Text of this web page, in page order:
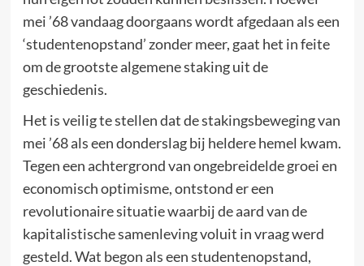
mei ’68 vandaag doorgaans wordt afgedaan als een
‘studentenopstand’ zonder meer, gaat het in feite
om de grootste algemene staking uit de
geschiedenis.
Het is veilig te stellen dat de stakingsbeweging van
mei ’68 als een donderslag bij heldere hemel kwam.
Tegen een achtergrond van ongebreidelde groei en
economisch optimisme, ontstond er een
revolutionaire situatie waarbij de aard van de
kapitalistische samenleving voluit in vraag werd
gesteld. Wat begon als een studentenopstand,